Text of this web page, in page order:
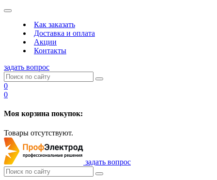
Как заказать
Доставка и оплата
Акции
Контакты
задать вопрос
0
0
Моя корзина покупок:
Товары отсутствуют.
задать вопрос